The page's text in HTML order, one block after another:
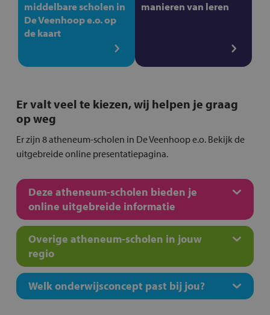
middelbare scholen in
De Veenhoop e.o. op
de kaart
manieren van leren
Er valt veel te kiezen, wij helpen je graag
op weg
Er zijn 8 atheneum-scholen in De Veenhoop e.o. Bekijk de
uitgebreide online presentatiepagina.
Deze atheneum-scholen bieden je
online uitgebreide informatie
Overige atheneum-scholen in jouw
regio
Welk onderwijsconcept past bij jou?